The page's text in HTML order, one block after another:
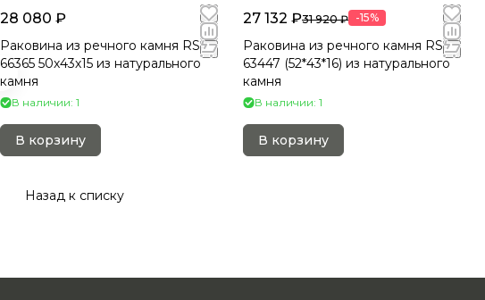
28 080 ₽
Раковина из речного камня RS-
66365 50х43х15 из натурального
камня
В наличии: 1
В корзину
27 132 ₽31 920 ₽ -15%
Раковина из речного камня RS-
63447 (52*43*16) из натурального
камня
В наличии: 1
В корзину
Назад к списку